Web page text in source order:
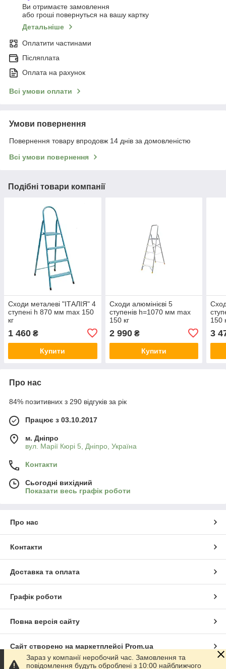
Ви отримаєте замовлення
або гроші повернуться на вашу картку
Детальніше
Оплатити частинами
Післяплата
Оплата на рахунок
Всі умови оплати
Умови повернення
Повернення товару впродовж 14 днів за домовленістю
Всі умови повернення
Подібні товари компанії
Сходи металеві "ІТАЛІЯ" 4
ступені h 870 мм max 150
кг
1 460 ₴
Купити
Сходи алюмінієві 5
ступенів h=1070 мм max
150 кг
2 990₴
Купити
150
3
Про нас
84% позитивних з 290 відгуків за рік
Працює з 03.10.2017
м. Дніпро
вул. Марії Кюрі 5, Дніпро, Україна
Контакти
Сьогодні вихідний
Показати весь графік роботи
Про нас
Контакти
Доставка та оплата
Графік роботи
Повна версія сайту
Сайт створено на маркетплейсі Prom.ua
Зараз у компанії неробочий час. Замовлення та
повідомлення будуть оброблені з 10:00 найближчого